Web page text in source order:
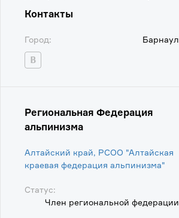
Контакты
Город: Барнаул
Региональная Федерация
альпинизма
Алтайский край, РСОО "Алтайская
краевая федерация альпинизма"
Статус:
Член региональной федерации